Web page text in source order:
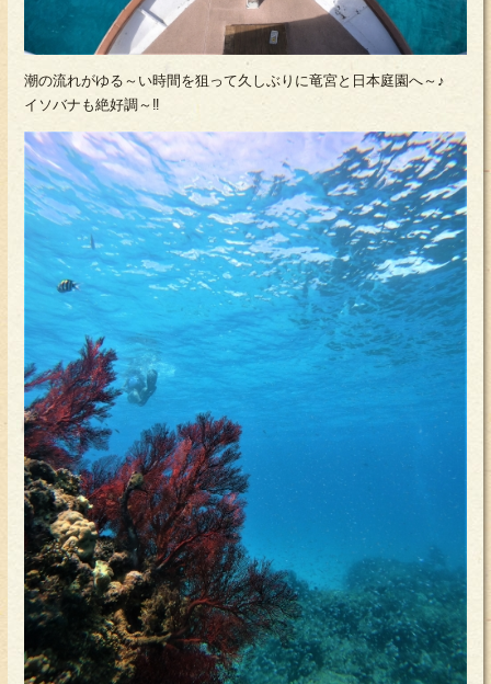
潮の流れがゆる～い時間を狙って久しぶりに竜宮と日本庭園へ～♪
イソバナも絶好調～‼